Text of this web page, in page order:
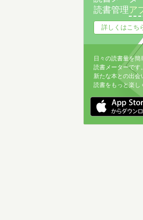
読書管理ア
詳しくはこち
日々の読書量を
読書メーターです。
新たな本との出会
読書をもっと楽し